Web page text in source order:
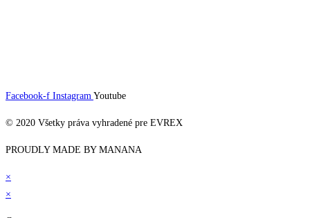
Facebook-f Instagram Youtube
© 2020 Všetky práva vyhradené pre EVREX​
PROUDLY MADE BY MANANA
×
×